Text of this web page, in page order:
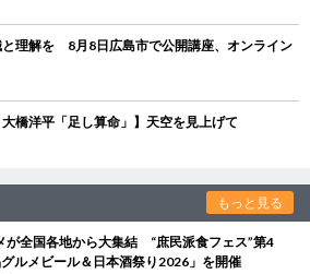
理解を 8月8日広島市で公開講座、オンライン
大橋洋平「足し算命」】天空を見上げて
もっと見る
が全国各地から大集結 “庶民派食フェス”第4
ルメビール＆日本酒祭り2026」を開催